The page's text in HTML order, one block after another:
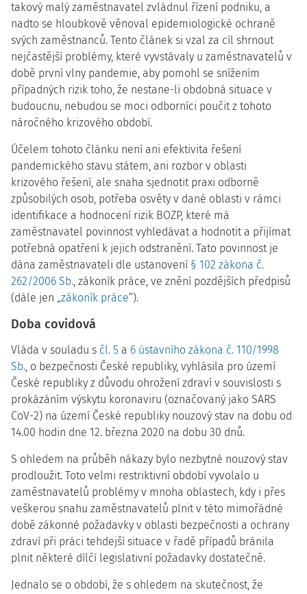
takový malý zaměstnavatel zvládnul řízení podniku, a
nadto se hloubkově věnoval epidemiologické ochraně
svých zaměstnanců. Tento článek si vzal za cíl shrnout
nejčastější problémy, které vyvstávaly u zaměstnavatelů v
době první vlny pandemie, aby pomohl se snížením
případných rizik toho, že nestane-li obdobná situace v
budoucnu, nebudou se moci odborníci poučit z tohoto
náročného krizového období.
Účelem tohoto článku není ani efektivita řešení
pandemického stavu státem, ani rozbor v oblasti
krizového řešení, ale snaha sjednotit praxi odborně
způsobilých osob, potřeba osvěty v dané oblasti v rámci
identifikace a hodnocení rizik BOZP, které má
zaměstnavatel povinnost vyhledávat a hodnotit a přijímat
potřebná opatření k jejich odstranění. Tato povinnost je
dána zaměstnavateli dle ustanovení § 102 zákona č.
262/2006 Sb., zákoník práce, ve znění pozdějších předpisů
(dále jen „zákoník práce“).
Doba covidová
Vláda v souladu s čl. 5 a 6 ústavního zákona č. 110/1998
Sb., o bezpečnosti České republiky, vyhlásila pro území
České republiky z důvodu ohrožení zdraví v souvislosti s
prokázáním výskytu koronaviru (označovaný jako SARS
CoV-2) na území České republiky nouzový stav na dobu od
14.00 hodin dne 12. března 2020 na dobu 30 dnů.
S ohledem na průběh nákazy bylo nezbytné nouzový stav
prodloužit. Toto velmi restriktivní období vyvolalo u
zaměstnavatelů problémy v mnoha oblastech, kdy i přes
veškerou snahu zaměstnavatelů plnit v této mimořádné
době zákonné požadavky v oblasti bezpečnosti a ochrany
zdraví při práci tehdejší situace v řadě případů bránila
plnit některé dílčí legislativní požadavky dostatečně.
Jednalo se o období, že s ohledem na skutečnost, že